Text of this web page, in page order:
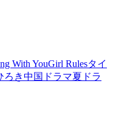
With YouGirl Rulesタイ
ろき中国ドラマ夏ドラ